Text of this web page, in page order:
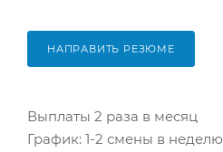
НАПРАВИТЬ РЕЗЮМЕ
Выплаты 2 раза в месяц
График: 1-2 смены в неделю